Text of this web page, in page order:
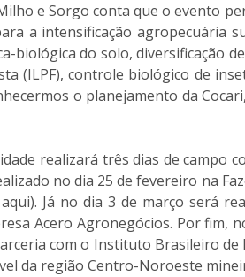
e Sorgo conta que o evento
a intensificação agropecuária
do solo, diversificação
controle biológico de
o planejamento da
realizará três dias de campo
no dia 25 de fevereiro na
Já no dia 3 de março será
Acero Agronegócios. Por fim,
com o Instituto Brasileiro
da região Centro-Noroeste